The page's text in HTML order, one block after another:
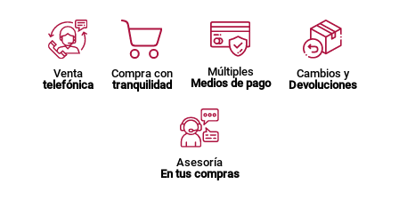
Venta
telefónica
Compra con
tranquilidad
Múltiples
Medios de pago
Cambios y
Devoluciones
Asesoría
En tus compras